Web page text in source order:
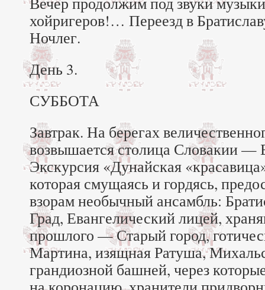
хойригеров!… Переезд в
Ночлег.
День 3.
СУББОТА
Завтрак. На берегах
возвышается столица Словакии —
Экскурсия «Дунайская
которая смущаясь и гордясь,
взорам необычный ансамбль:
Град, Евангелический лицей,
прошлого — Старый город,
Мартина, изящная Ратуша,
грандиозной башней, через